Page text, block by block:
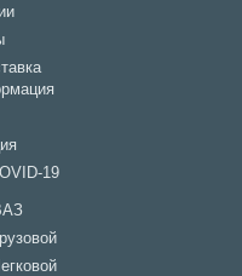
19